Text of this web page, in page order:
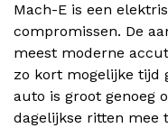
Mach-E is een
compromissen. De
meest moderne
zo kort mogelijke tijd
auto is groot genoeg
dagelijkse ritten mee